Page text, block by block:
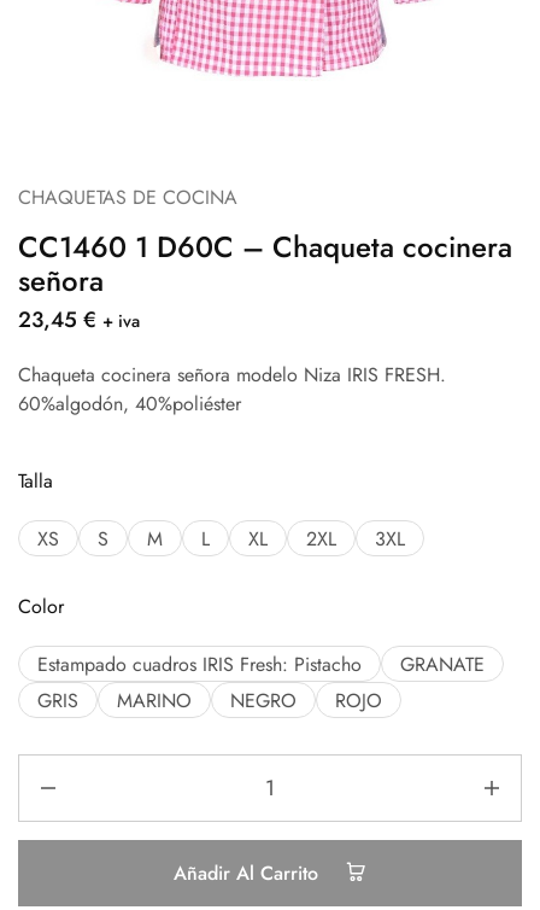
CHAQUETAS DE COCINA
CC1460 1 D60C – Chaqueta cocinera
señora
23,45 € + iva
Chaqueta cocinera señora modelo Niza IRIS FRESH.
60%algodón, 40%poliéster
Talla
XS S M L XL 2XL 3XL
Color
Estampado cuadros IRIS Fresh: Pistacho
GRANATE
GRIS
MARINO NEGRO ROJO
Añadir Al Carrito